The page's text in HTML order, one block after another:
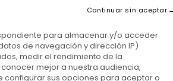
ECO-BONUS
33,75 €
OFERTAS
DOBLE PROMO -25% EXTRA
para almacenar y/o acceder
de navegación y dirección IP)
medir el rendimiento de la
mejor a nuestra audiencia,
configurar sus opciones para aceptar o
Continuar sin aceptar